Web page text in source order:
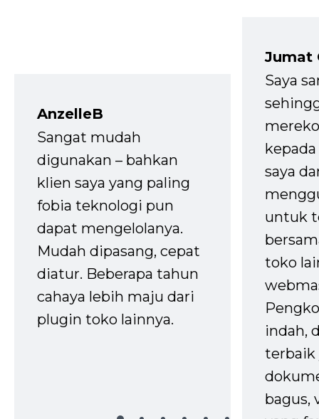
AnzelleB
Sangat mudah
digunakan – bahkan
klien saya yang paling
fobia teknologi pun
dapat mengelolanya.
Mudah dipasang, cepat
diatur. Beberapa tahun
cahaya lebih maju dari
plugin toko lainnya.
Jumat
Saya
saya
untuk
toko
indah,
terbaik
bagus,